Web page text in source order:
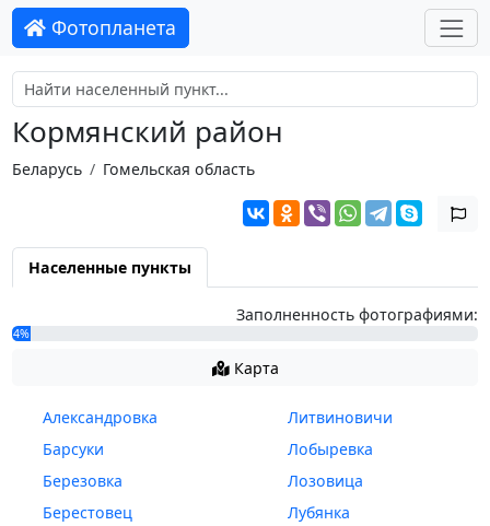
Фотопланета
Кормянский район
Беларусь Гомельская область
Населенные пункты
Заполненность фотографиями:
4%
Карта
Александровка
Барсуки
Березовка
Берестовец
Литвиновичи
Лобыревка
Лозовица
Лубянка